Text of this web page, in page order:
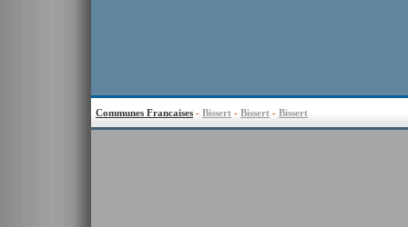
Communes Francaises - Bissert - Bissert - Bissert